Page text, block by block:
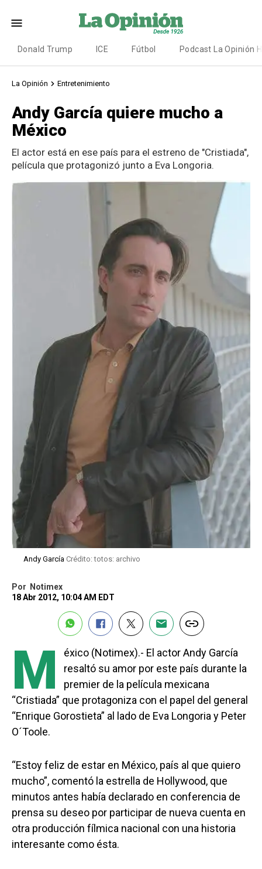
Donald Trump ICE Fútbol Podcast La Opinión
La Opinión Entretenimiento
Andy García quiere mucho a
México
El actor está en ese país para el estreno de "Cristiada",
película que protagonizó junto a Eva Longoria.
Andy García Crédito: totos: archivo
Por
Notimex
18 Abr 2012, 10:04 AM EDT
M
éxico (Notimex).- El actor Andy García
resaltó su amor por este país durante la
premier de la película mexicana
“Cristiada” que protagoniza con el papel del general
“Enrique Gorostieta” al lado de Eva Longoria y Peter
O´Toole.
“Estoy feliz de estar en México, país al que quiero
mucho”, comentó la estrella de Hollywood, que
minutos antes había declarado en conferencia de
prensa su deseo por participar de nueva cuenta en
otra producción fílmica nacional con una historia
interesante como ésta.